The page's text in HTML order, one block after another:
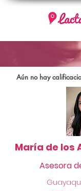
Aún no hay
María de los
Asesora